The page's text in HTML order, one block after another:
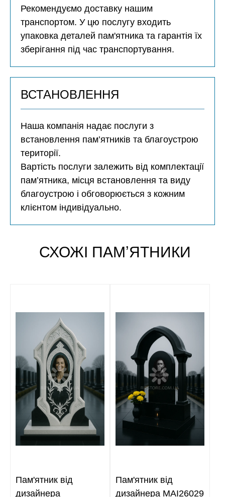
Рекомендуємо доставку нашим
транспортом. У цю послугу входить
упаковка деталей пам'ятника та гарантія їх
зберігання під час транспортування.
ВСТАНОВЛЕННЯ
Наша компанія надає послуги з
встановлення пам’ятників та благоустрою
території.
Вартість послуги залежить від комплектації
пам’ятника, місця встановлення та виду
благоустрою і обговорюється з кожним
клієнтом індивідуально.
СХОЖІ ПАМʼЯТНИКИ
Пам'ятник від
дизайнера
Пам'ятник від
дизайнера MAI26029